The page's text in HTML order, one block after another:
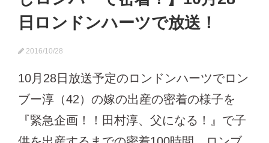
日ロンドンハーツで放送！
2016/10/28
10月28日放送予定のロンドンハーツでロン
ブー淳（42）の嫁の出産の密着の様子を
『緊急企画！！田村淳、父になる！』で子